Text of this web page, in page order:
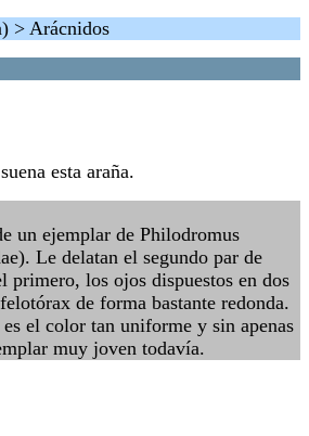
> Arácnidos
esta araña.
un ejemplar de Philodromus
Le delatan el segundo par de
primero, los ojos dispuestos en dos
de forma bastante redonda.
el color tan uniforme y sin apenas
muy joven todavía.